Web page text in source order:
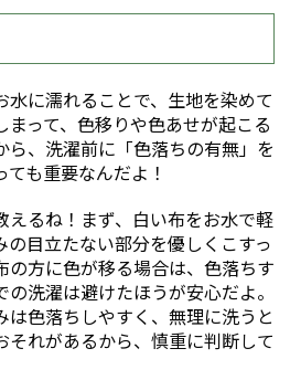
水に濡れることで、生地を染めて
って、色移りや色あせが起こる
ら、洗濯前に「色落ちの有無」を
も重要なんだよ！
えるね！まず、白い布をお水で軽
の目立たない部分を優しくこすっ
の方に色が移る場合は、色落ちす
洗濯は避けたほうが安心だよ。
は色落ちしやすく、無理に洗うと
それがあるから、慎重に判断して